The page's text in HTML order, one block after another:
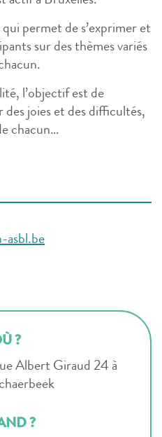
permet de s’exprimer et
sur des thèmes variés
l’objectif est de
des joies et des difficultés,
chacun…
asbl.be
?
Albert Giraud 24 à
?